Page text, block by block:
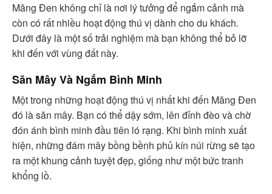
Măng Đen không chỉ là nơi lý tưởng để ngắm cảnh mà
còn có rất nhiều hoạt động thú vị dành cho du khách.
Dưới đây là một số trải nghiệm mà bạn không thể bỏ lỡ
khi đến với vùng đất này.
Săn Mây Và Ngắm Bình Minh
Một trong những hoạt động thú vị nhất khi đến Măng Đen
đó là săn mây. Bạn có thể dậy sớm, lên đỉnh đèo và chờ
đón ánh bình minh đầu tiên ló rạng. Khi bình minh xuất
hiện, những đám mây bồng bềnh phủ kín núi rừng sẽ tạo
ra một khung cảnh tuyệt đẹp, giống như một bức tranh
khổng lồ.